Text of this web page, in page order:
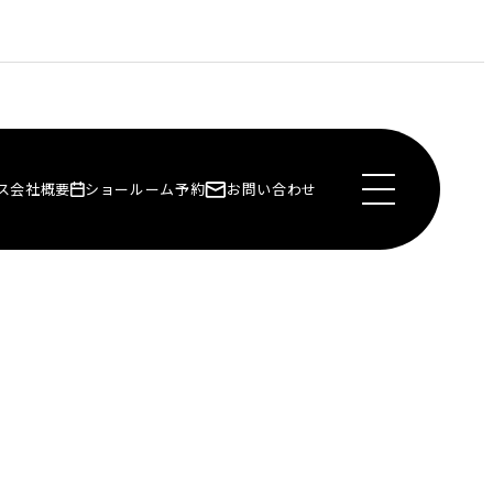
会社概要 ショールーム予約 お問い合わせ